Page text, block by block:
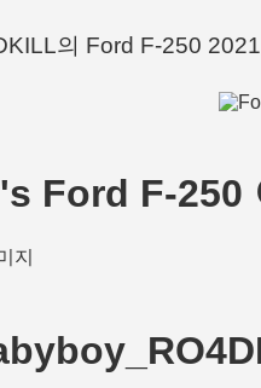
의 Ford F-250
Ford F-250